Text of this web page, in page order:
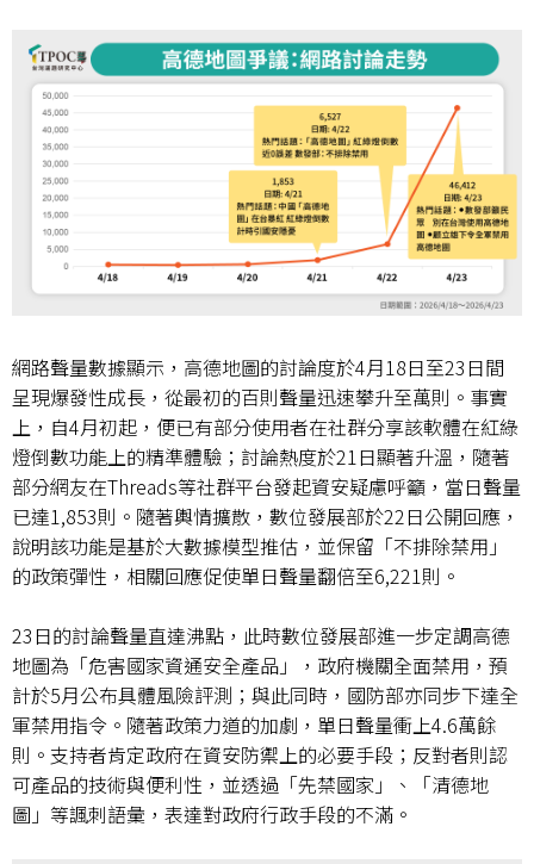
網路聲量數據顯示，高德地圖的討論度於4月18日至23日間
呈現爆發性成長，從最初的百則聲量迅速攀升至萬則。事實
上，自4月初起，便已有部分使用者在社群分享該軟體在紅綠
燈倒數功能上的精準體驗；討論熱度於21日顯著升溫，隨著
部分網友在Threads等社群平台發起資安疑慮呼籲，當日聲量
已達1,853則。隨著輿情擴散，數位發展部於22日公開回應，
說明該功能是基於大數據模型推估，並保留「不排除禁用」
的政策彈性，相關回應促使單日聲量翻倍至6,221則。
23日的討論聲量直達沸點，此時數位發展部進一步定調高德
地圖為「危害國家資通安全產品」，政府機關全面禁用，預
計於5月公布具體風險評測；與此同時，國防部亦同步下達全
軍禁用指令。隨著政策力道的加劇，單日聲量衝上4.6萬餘
則。支持者肯定政府在資安防禦上的必要手段；反對者則認
可產品的技術與便利性，並透過「先禁國家」、「清德地
圖」等諷刺語彙，表達對政府行政手段的不滿。